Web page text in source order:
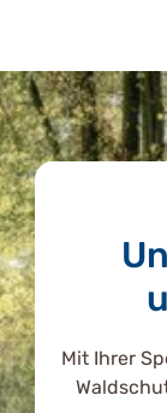
Mit Ihrer